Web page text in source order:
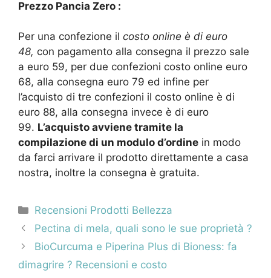
Prezzo Pancia Zero :
Per una confezione il costo online è di euro
48, con pagamento alla consegna il prezzo sale
a euro 59, per due confezioni costo online euro
68, alla consegna euro 79 ed infine per
l’acquisto di tre confezioni il costo online è di
euro 88, alla consegna invece è di euro
99. L’acquisto avviene tramite la
compilazione di un modulo d’ordine in modo
da farci arrivare il prodotto direttamente a casa
nostra, inoltre la consegna è gratuita.
Categorie
Recensioni Prodotti Bellezza
Navigazione
articolo
Pectina di mela, quali sono le sue proprietà ?
BioCurcuma e Piperina Plus di Bioness: fa
dimagrire ? Recensioni e costo